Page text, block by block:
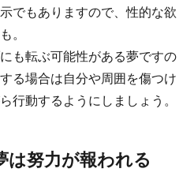
でもありますので、性的な欲
。
も転ぶ可能性がある夢ですの
る場合は自分や周囲を傷つけ
行動するようにしましょう。
は努力が報われる